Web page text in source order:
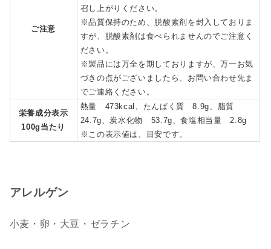
ご注意
召し上がりください。
※品質保持のため、脱酸素剤を封入しておりま
すが、脱酸素剤は食べられませんのでご注意く
ださい。
※製品には万全を期しておりますが、万一お気
づきの点がございましたら、お問い合わせ先ま
でご連絡ください。
栄養成分表示
100g当たり
熱量 473kcal、たんぱく質 8.9g、脂質
24.7g、炭水化物 53.7g、食塩相当量 2.8g
※この表示値は、目安です。
アレルゲン
小麦・卵・大豆・ゼラチン